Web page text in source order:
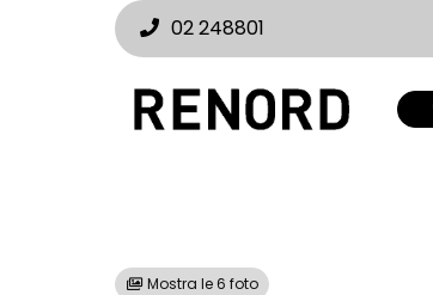
02 248801
Mostra le 6 foto